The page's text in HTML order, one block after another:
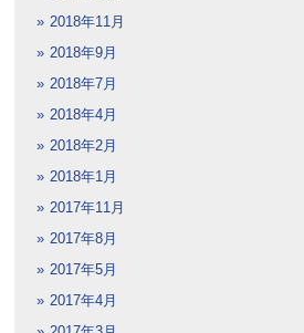
2018年11月
2018年9月
2018年7月
2018年4月
2018年2月
2018年1月
2017年11月
2017年8月
2017年5月
2017年4月